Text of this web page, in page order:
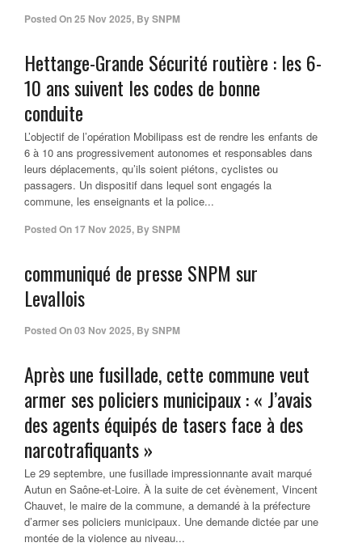
Posted On25 Nov 2025, BySNPM
Hettange-Grande Sécurité routière : les 6-
10 ans suivent les codes de bonne
conduite
L’objectif de l’opération Mobilipass est de rendre les enfants de
6 à 10 ans progressivement autonomes et responsables dans
leurs déplacements, qu’ils soient piétons, cyclistes ou
passagers. Un dispositif dans lequel sont engagés la
commune, les enseignants et la police...
Posted On 17 Nov 2025, BySNPM
communiqué de presse SNPM sur
Levallois
Posted On03 Nov 2025, BySNPM
Après une fusillade, cette commune veut
armer ses policiers municipaux : « J’avais
des agents équipés de tasers face à des
narcotrafiquants »
Le 29 septembre, une fusillade impressionnante avait marqué
Autun en Saône-et-Loire. À la suite de cet évènement, Vincent
Chauvet, le maire de la commune, a demandé à la préfecture
d’armer ses policiers municipaux. Une demande dictée par une
montée de la violence au niveau...